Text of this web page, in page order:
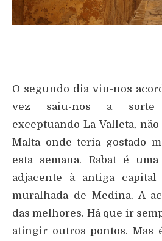
O segundo dia viu-nos
vez saiu-nos a sorte
exceptuando La Valleta,
Malta onde teria gostado
esta semana. Rabat é
adjacente à antiga
muralhada de Medina. A
das melhores. Há que ir
atingir outros pontos. Mas